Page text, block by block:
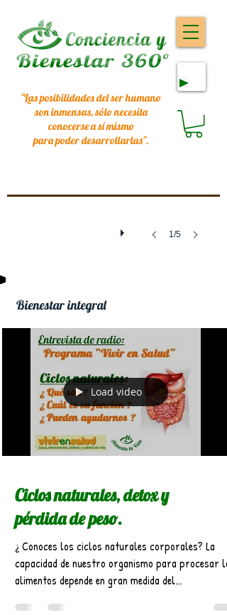
"Las posibilidades del ser humano
son inmensas, sólo necesita
conocerse a sí mismo
para poder desarrollarlas".
1/5
Bienestar integral
Load video
Ciclos naturales, detox y
pérdida de peso.
¿ Conoces los ciclos naturales corporales? La
capacidad de nuestro organismo para procesar los
alimentos depende en gran medida del...